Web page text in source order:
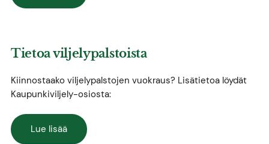
Tietoa viljelypalstoista
Kiinnostaako viljelypalstojen vuokraus? Lisätietoa löydät
Kaupunkiviljely-osiosta:
Lue lisää